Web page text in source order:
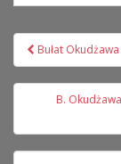
wpisu
Bułat
B.